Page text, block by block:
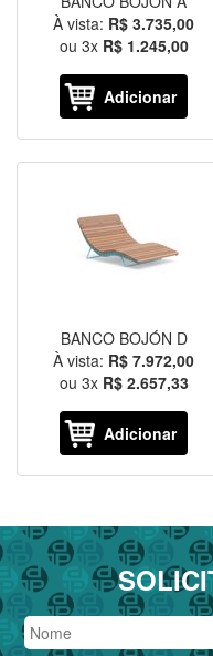
À vista: R$ 3.735,00
ou 3x R$ 1.245,00
Adicionar
BANCO BOJÓN D
À vista: R$ 7.972,00
ou 3x R$ 2.657,33
Adicionar